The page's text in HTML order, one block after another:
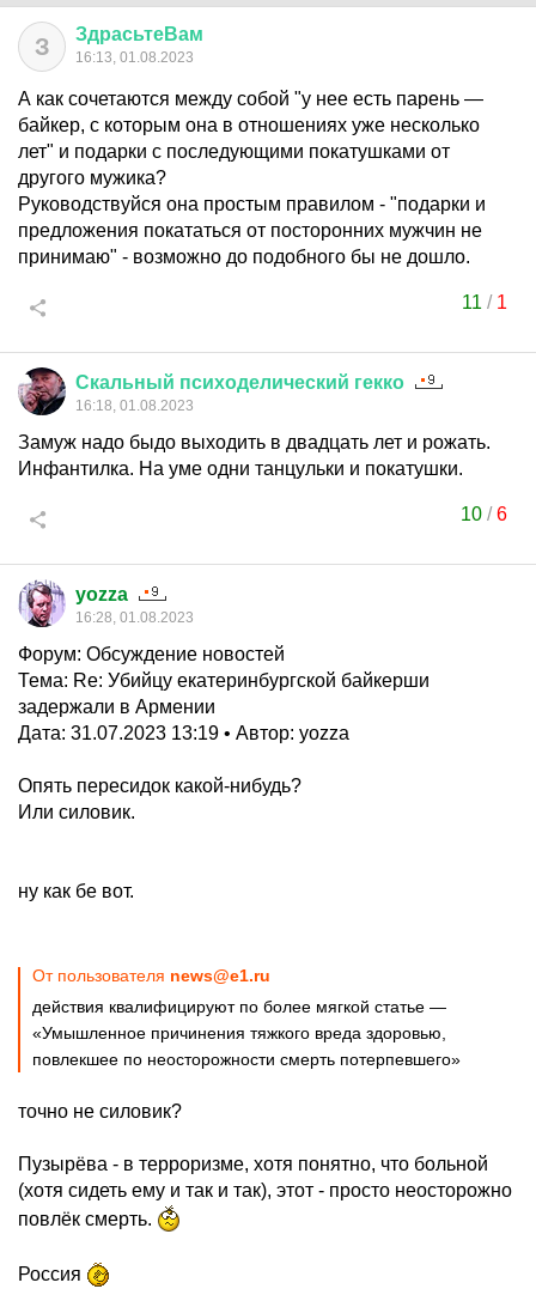
З ЗдрасьтеВам
16:13, 01.08.2023
А как сочетаются между собой "у нее есть парень —
байкер, с которым она в отношениях уже несколько
лет" и подарки с последующими покатушками от
другого мужика?
Руководствуйся она простым правилом - "подарки и
предложения покататься от посторонних мужчин не
принимаю" - возможно до подобного бы не дошло.
11 / 1
Скальный психоделический гекко
16:18, 01.08.2023
Замуж надо быдо выходить в двадцать лет и рожать.
Инфантилка. На уме одни танцульки и покатушки.
10 /6
yozza
16:28, 01.08.2023
Форум: Обсуждение новостей
Тема: Re: Убийцу екатеринбургской байкерши
задержали в Армении
Дата: 31.07.2023 13:19 • Автор: yozza
Опять пересидок какой-нибудь?
Или силовик.
ну как бе вот.
От пользователя news@e1.ru
действия квалифицируют по более мягкой статье —
«Умышленное причинения тяжкого вреда здоровью,
повлекшее по неосторожности смерть потерпевшего»
точно не силовик?
Пузырёва - в терроризме, хотя понятно, что больной
(хотя сидеть ему и так и так), этот - просто неосторожно
повлёк смерть.
Россия